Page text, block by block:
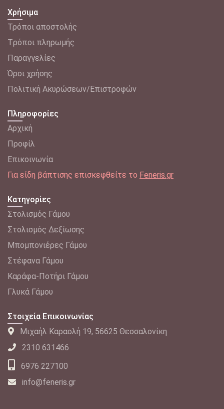
Χρήσιμα
Τρόποι αποστολής
Tρόποι πληρωμής
Παραγγελίες
Όροι χρήσης
Πολιτική Ακυρώσεων/Επιστροφών
Πληροφορίες
Αρχική
Προφίλ
Επικοινωνία
Για είδη βάπτισης επισκεφθείτε το Feneris.gr
Κατηγορίες
Στολισμός Γάμου
Στολισμός Δεξίωσης
Μπομπονιέρες Γάμου
Στέφανα Γάμου
Καράφα-Ποτήρι Γάμου
Γλυκά Γάμου
Στοιχεία Επικοινωνίας
Μιχαήλ Καραολή 19, 56625 Θεσσαλονίκη
2310 631466
6976 227100
info@feneris.gr